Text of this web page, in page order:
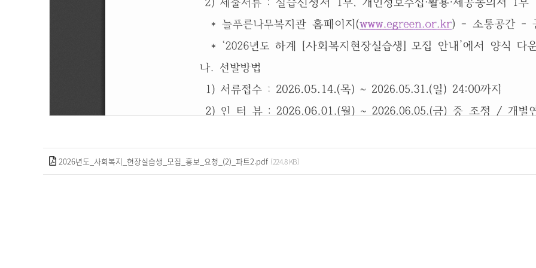
2026년도_사회복지_현장실습생_모집_홍보_요청_(2)_파트2.pdf (224.8 KB)